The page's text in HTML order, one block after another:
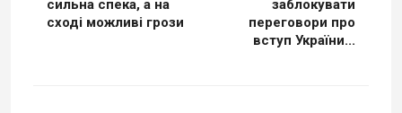
сильна спека, а на
сході можливі грози
заблокувати
переговори про
вступ України...